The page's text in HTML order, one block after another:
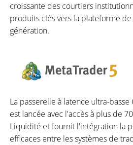
croissante des courtiers
produits clés vers la plateforme
génération.
La passerelle à latence ultra-
est lancée avec l'accès à plus de
Liquidité et fournit l'intégration la
efficaces entre les systèmes de